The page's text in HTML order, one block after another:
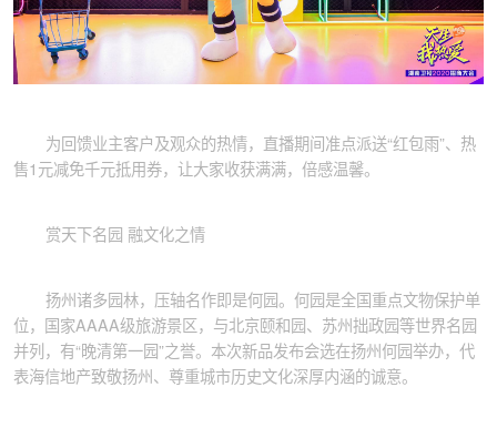
为回馈业主客户及观众的热情，直播期间准点派送“红包雨”、热
售1元减免千元抵用券，让大家收获满满，倍感温馨。
赏天下名园 融文化之情
扬州诸多园林，压轴名作即是何园。何园是全国重点文物保护单
位，国家AAAA级旅游景区，与北京颐和园、苏州拙政园等世界名园
并列，有“晚清第一园”之誉。本次新品发布会选在扬州何园举办，代
表海信地产致敬扬州、尊重城市历史文化深厚内涵的诚意。